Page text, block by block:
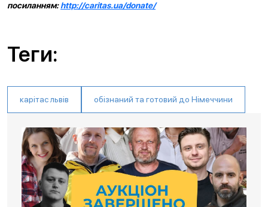
посиланням:http://caritas.ua/donate/
Теги:
карітас львів обізнаний та готовий до Німеччини